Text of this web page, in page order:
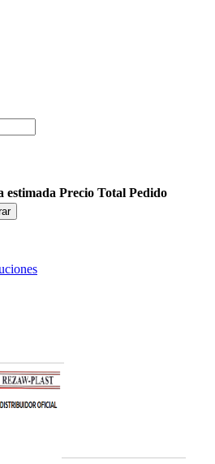
estimada Precio Total Pedido